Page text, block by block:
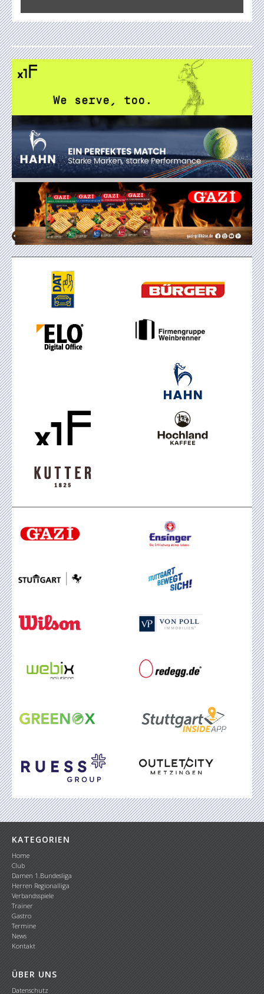
KATEGORIEN
Home
Club
Damen 1.Bundesliga
Herren Regionalliga
Verbandsspiele
Trainer
Gastro
Termine
News
Kontakt
ÜBER UNS
Datenschutz